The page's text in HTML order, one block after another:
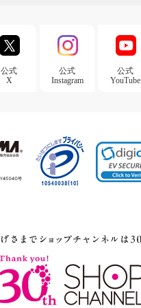
公式
X
公式
Instagram
公式
YouTube